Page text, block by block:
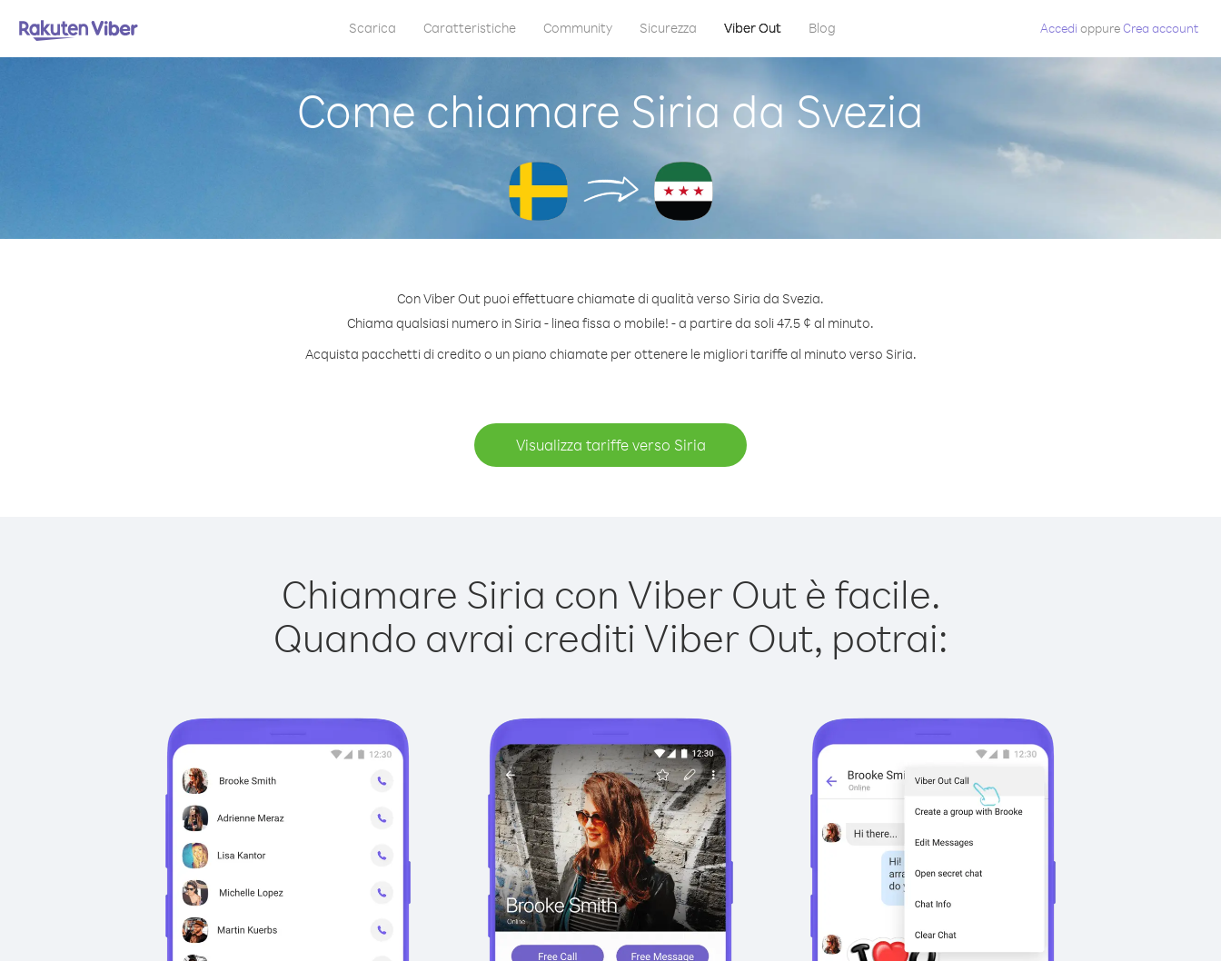
Scarica Caratteristiche Community Sicurezza Viber Out Blog Accedi oppureCrea account
Come chiamare Siria da Svezia
Con Viber Out puoi effettuare chiamate di qualità verso Siria da Svezia.
Chiama qualsiasi numero in Siria - linea fissa o mobile! - a partire da soli 47.5 ¢ al minuto.
Acquista pacchetti di credito o un piano chiamate per ottenere le migliori tariffe al minuto verso Siria.
Visualizza tariffe verso Siria
Chiamare Siria con Viber Out è facile.
Quando avrai crediti Viber Out, potrai: